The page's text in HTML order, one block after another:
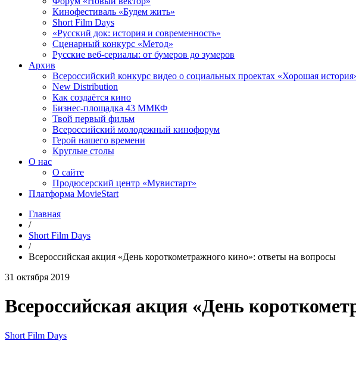
Кинофестиваль «Будем жить»
Short Film Days
«Русский док: история и современность»
Сценарный конкурс «Метод»
Русские веб-сериалы: от бумеров до зумеров
Архив
Всероссийский конкурс видео о социальных проектах «Хорошая
New Distribution
Как создаётся кино
Бизнес-площадка 43 ММКФ
Твой первый фильм
Всероссийский молодежный кинофорум
Герой нашего времени
Круглые столы
О нас
О сайте
Продюсерский центр «Мувистарт»
Платформа MovieStart
Главная
/
Short Film Days
/
Всероссийская акция «День короткометражного кино»: ответы на вопросы
31 октября 2019
Всероссийская акция «День
Short Film Days